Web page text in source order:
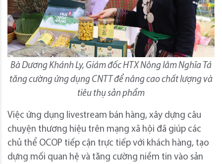
Bà Dương Khánh Ly, Giám đốc HTX Nông lâm Nghĩa Tá
tăng cường ứng dụng CNTT để nâng cao chất lượng và
tiêu thụ sản phẩm
Việc ứng dụng livestream bán hàng, xây dựng câu
chuyện thương hiệu trên mạng xã hội đã giúp các
chủ thể OCOP tiếp cận trực tiếp với khách hàng, tạo
dựng mối quan hệ và tăng cường niềm tin vào sản